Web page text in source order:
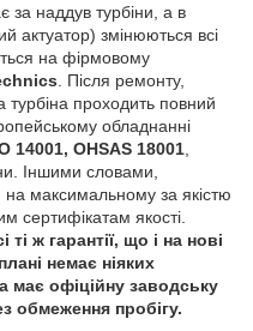
за наддув турбіни, а в
актуатор) змінюються всі
на фірмовому
. Після ремонту,
проходить повний
обладнанні
14001, OHSAS 18001
Іншими словами,
на максимальному за якістю
сертифікатам якості.
ж гарантії, що і на нові
немає ніяких
має офіційну заводську
обмеження пробігу.